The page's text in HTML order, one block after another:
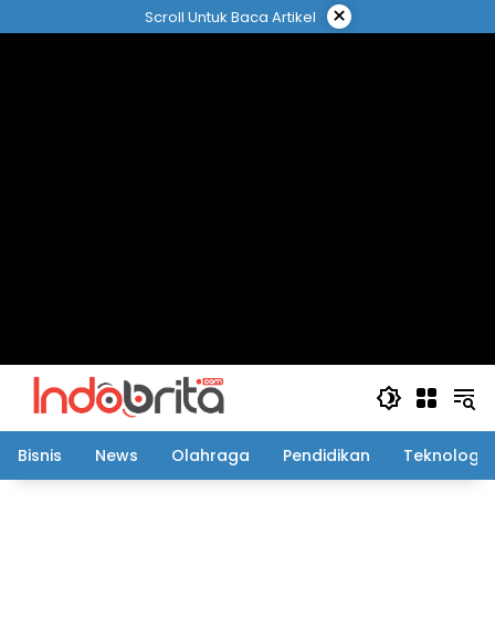
ke
Scroll Untuk Baca Artikel ×
Bisnis News Olahraga Pendidikan Teknologi